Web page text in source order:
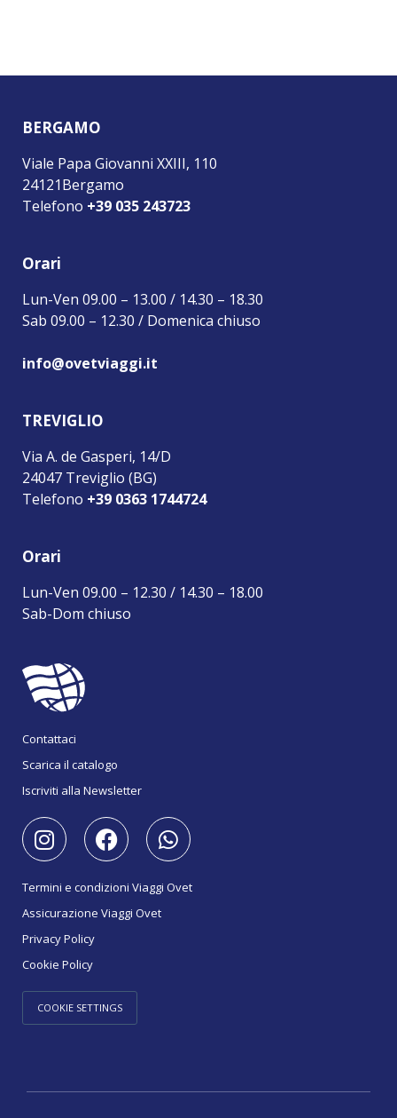
BERGAMO
Viale Papa Giovanni XXIII, 110
24121Bergamo
Telefono +39 035 243723
Orari
Lun-Ven 09.00 – 13.00 / 14.30 – 18.30
Sab 09.00 – 12.30 / Domenica chiuso
info@ovetviaggi.it
TREVIGLIO
Via A. de Gasperi, 14/D
24047 Treviglio (BG)
Telefono +39 0363 1744724
Orari
Lun-Ven 09.00 – 12.30 / 14.30 – 18.00
Sab-Dom chiuso
Contattaci
Scarica il catalogo
Iscriviti alla Newsletter
Termini e condizioni Viaggi Ovet
Assicurazione Viaggi Ovet
Privacy Policy
Cookie Policy
COOKIE SETTINGS